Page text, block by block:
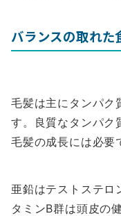
バランスの取れた
毛髪は主にタンパク
す。良質なタンパク
毛髪の成長には必要
亜鉛はテストステロ
タミンB群は頭皮の